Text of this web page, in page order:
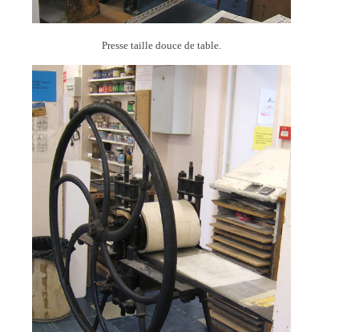
Presse taille douce de table.